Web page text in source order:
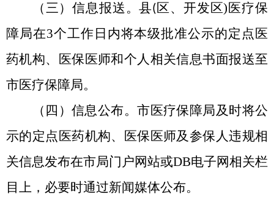
（三）信息报送。县(区、开发区)医疗保
障局在3个工作日内将本级批准公示的定点医
药机构、医保医师和个人相关信息书面报送至
市医疗保障局。
（四）信息公布。市医疗保障局及时将公
示的定点医药机构、医保医师及参保人违规相
关信息发布在市局门户网站或DB电子网相关栏
目上，必要时通过新闻媒体公布。